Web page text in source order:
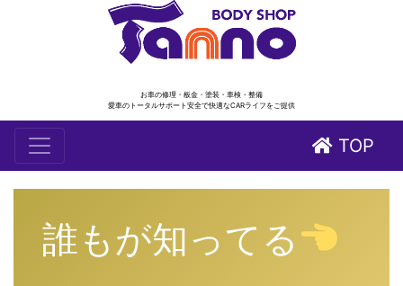
お車の修理・板金・塗装・車検・整備
愛車のトータルサポート安全で快適なCARライフをご提供
TOP
誰もが知ってる